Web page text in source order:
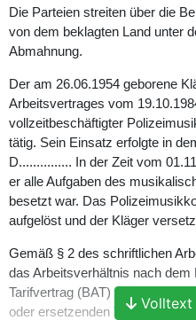
Die Parteien streiten über die
von dem beklagten Land unter
Abmahnung.
Der am 26.06.1954 geborene
Arbeitsvertrages vom
vollzeitbeschäftigter
tätig. Sein Einsatz erfolgte in
D............... In der Zeit vom
er alle Aufgaben des
besetzt war. Das
aufgelöst und der Kläger
Gemäß § 2 des schriftlichen
das Arbeitsverhältnis nach dem
Tarifvertrag (BAT) und den
oder ersetzenden
Volltext